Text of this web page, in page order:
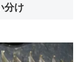
分け